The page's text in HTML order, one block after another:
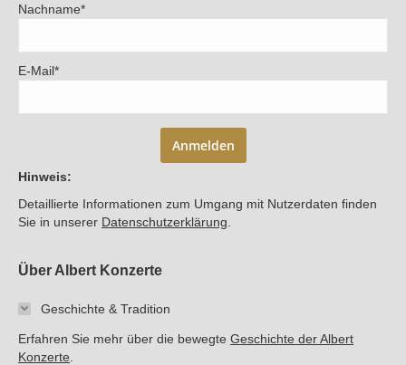
Nachname*
E-Mail*
Anmelden
Hinweis:
Detaillierte Informationen zum Umgang mit Nutzerdaten finden
Sie in unserer Datenschutzerklärung
Über Albert Konzerte
Geschichte & Tradition
Erfahren Sie mehr über die bewegte Geschichte der Albert
Konzerte